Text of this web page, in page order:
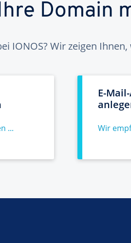
Domain
IONOS? Wir zeigen
...
E-
Wir